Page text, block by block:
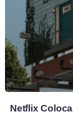
Netflix